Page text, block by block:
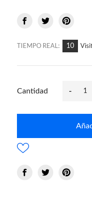
TIEMPO REAL: 10
Cantidad -